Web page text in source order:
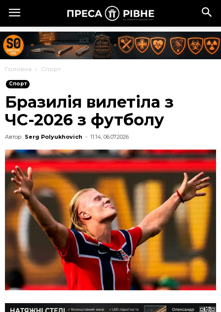
Головна Спорт
Спорт
Бразилія вилетіла з
ЧС-2026 з футболу
Автор: Serg Polyukhovich - 11:14, 06.07.2026